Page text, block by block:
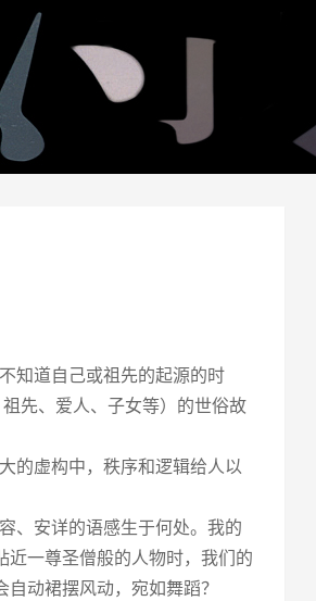
知道自己或祖先的起源的时
先、爱人、子女等）的世俗故
的虚构中，秩序和逻辑给人以
、安详的语感生于何处。我的
近一尊圣僧般的人物时，我们的
动裙摆风动，宛如舞蹈？